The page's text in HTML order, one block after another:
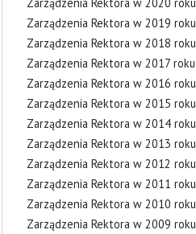
Zarządzenia Rektora w 2019 roku
Zarządzenia Rektora w 2018 roku
Zarządzenia Rektora w 2017 roku
Zarządzenia Rektora w 2016 roku
Zarządzenia Rektora w 2015 roku
Zarządzenia Rektora w 2014 roku
Zarządzenia Rektora w 2013 roku
Zarządzenia Rektora w 2012 roku
Zarządzenia Rektora w 2011 roku
Zarządzenia Rektora w 2010 roku
Zarządzenia Rektora w 2009 roku